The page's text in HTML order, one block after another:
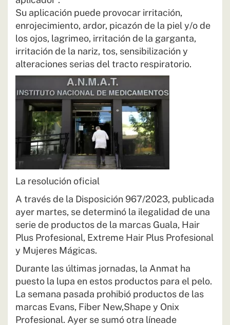
Su aplicación puede provocar irritación,
enrojecimiento, ardor, picazón de la piel y/o de
los ojos, lagrimeo, irritación de la garganta,
irritación de la nariz, tos, sensibilización y
alteraciones serias del tracto respiratorio.
La resolución oficial
A través de la Disposición 967/2023, publicada
ayer martes, se determinó la ilegalidad de una
serie de productos de la marcas Guala, Hair
Plus Profesional, Extreme Hair Plus Profesional
y Mujeres Mágicas.
Durante las últimas jornadas, la Anmat ha
puesto la lupa en estos productos para el pelo.
La semana pasada prohibió productos de las
marcas Evans, Fiber New,Shape y Onix
Profesional. Ayer se sumó otra líneade